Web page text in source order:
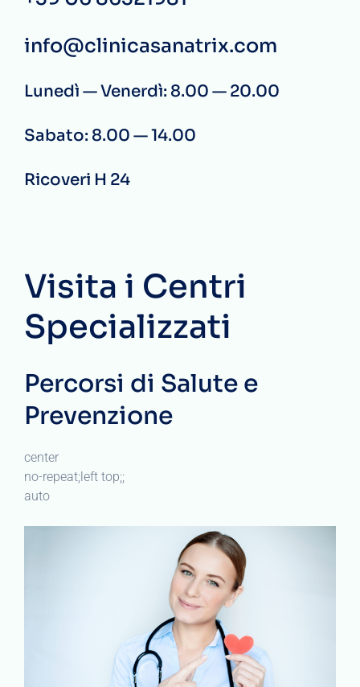
info@clinicasanatrix.com
Lunedì — Venerdì: 8.00 — 20.00
Sabato: 8.00 — 14.00
Ricoveri H 24
Visita i Centri
Specializzati
Percorsi di Salute e
Prevenzione
center
no-repeat;left top;;
auto